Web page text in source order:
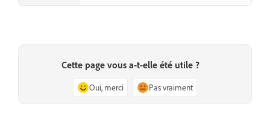
Cette page vous a-t-elle été utile ?
Oui, merci Pas vraiment